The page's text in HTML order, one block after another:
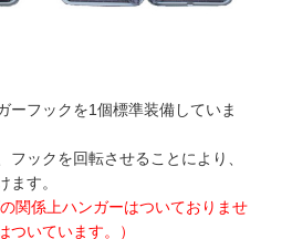
ーフックを1個標準装備していま
フックを回転させることにより、
ます。
関係上ハンガーはついておりませ
ついています。）